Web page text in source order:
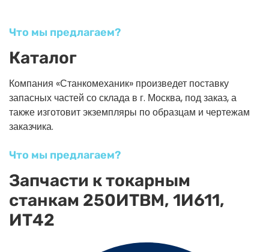
Что мы предлагаем?
Каталог
Компания «Станкомеханик» произведет поставку
запасных частей со склада в г. Москва, под заказ, а
также изготовит экземпляры по образцам и чертежам
заказчика.
Что мы предлагаем?
Запчасти к токарным
станкам 250ИТВМ, 1И611,
ИТ42